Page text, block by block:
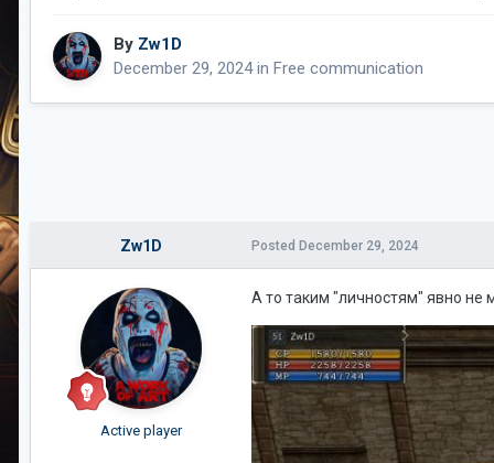
By Zw1D
December 29, 2024in Free communication
Zw1D
Active player
Posted December 29, 2024
А то таким "личностям" явно не